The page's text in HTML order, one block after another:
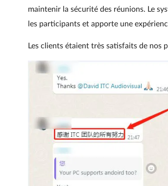
maintenir la sécurité des réunions. Le
les participants et apporte une
Les clients étaient très satisfaits de